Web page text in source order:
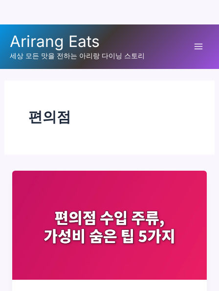
로
Arirang Eats
세상 모든 맛을 전하는 아리랑 다이닝 스토리
편의점